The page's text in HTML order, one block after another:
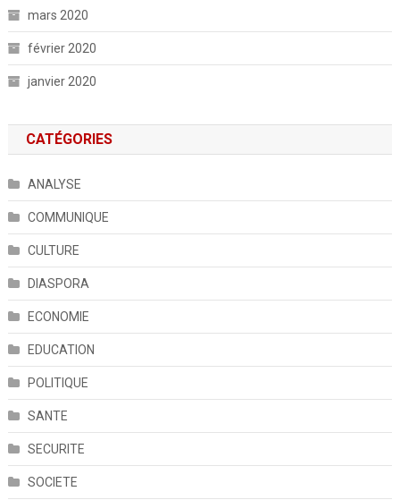
mars 2020
février 2020
janvier 2020
CATÉGORIES
ANALYSE
COMMUNIQUE
CULTURE
DIASPORA
ECONOMIE
EDUCATION
POLITIQUE
SANTE
SECURITE
SOCIETE